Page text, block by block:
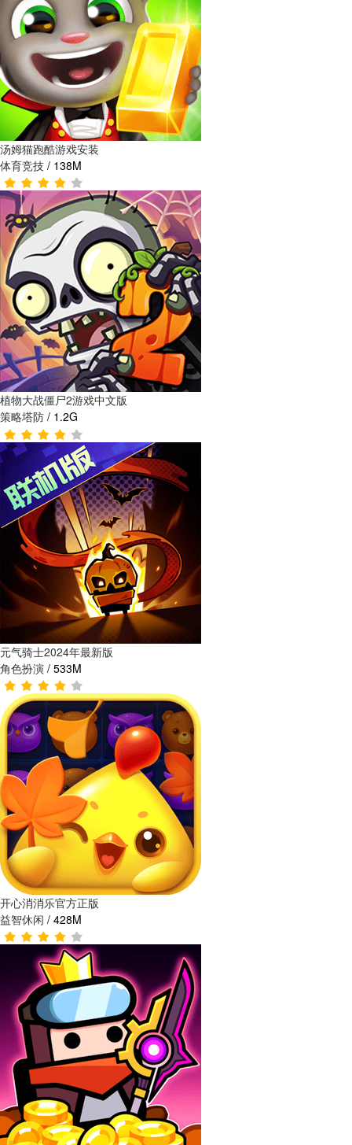
汤姆猫跑酷游戏安装
体育竞技 / 138M
植物大战僵尸2游戏中文版
策略塔防 / 1.2G
元气骑士2024年最新版
角色扮演 / 533M
开心消消乐官方正版
益智休闲 / 428M